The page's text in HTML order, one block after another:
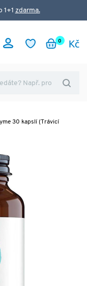
1+1 zdarma.
0
30 kapslí (Trávicí